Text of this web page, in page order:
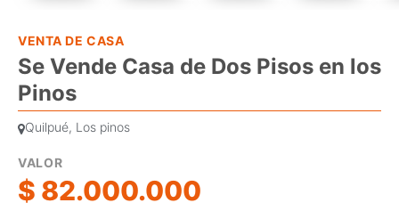
VENTA DE CASA
Se Vende Casa de Dos Pisos en los
Pinos
Quilpué, Los pinos
VALOR
$ 82.000.000